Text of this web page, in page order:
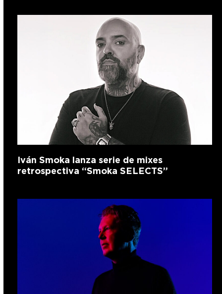
Iván Smoka lanza serie de mixes
retrospectiva “Smoka SELECTS”